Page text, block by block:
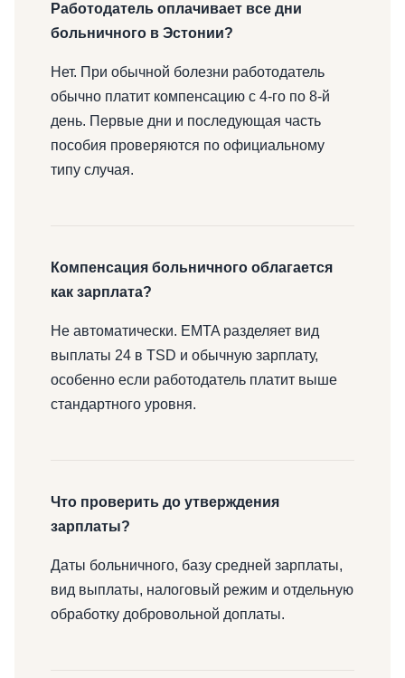
Работодатель оплачивает все дни
больничного в Эстонии?
Нет. При обычной болезни работодатель
обычно платит компенсацию с 4-го по 8-й
день. Первые дни и последующая часть
пособия проверяются по официальному
типу случая.
Компенсация больничного облагается
как зарплата?
Не автоматически. EMTA разделяет вид
выплаты 24 в TSD и обычную зарплату,
особенно если работодатель платит выше
стандартного уровня.
Что проверить до утверждения
зарплаты?
Даты больничного, базу средней зарплаты,
вид выплаты, налоговый режим и отдельную
обработку добровольной доплаты.